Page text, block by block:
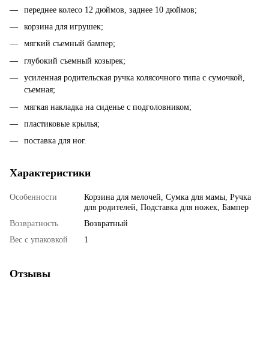
переднее колесо 12 дюймов, заднее 10 дюймов;
корзина для игрушек;
мягкий съемный бампер;
глубокий съемный козырек;
усиленная родительская ручка колясочного типа с сумочкой,
съемная;
мягкая накладка на сиденье с подголовником;
пластиковые крылья;
поставка для ног.
Характеристики
Особенности
Корзина для мелочей, Сумка для мамы, Ручка
для родителей, Подставка для ножек, Бампер
Возвратность
Возвратный
Вес с упаковкой
1
Отзывы